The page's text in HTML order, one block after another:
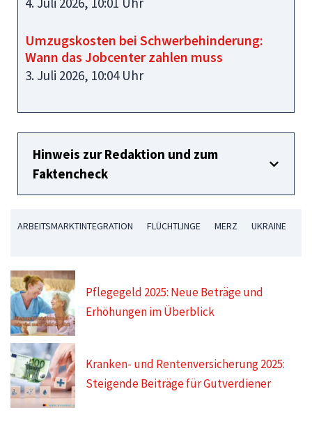
Umzugskosten bei Schwerbehinderung:
Wann das Jobcenter zahlen muss
3. Juli 2026, 10:04 Uhr
Hinweis zur Redaktion und zum
Faktencheck
ARBEITSMARKTINTEGRATION FLÜCHTLINGE MERZ UKRAINE
Pflegegeld 2025: Neue Beträge und
Erhöhungen im Überblick
Kranken- und Rentenversicherung 2025:
Steigende Beiträge für Gutverdiener